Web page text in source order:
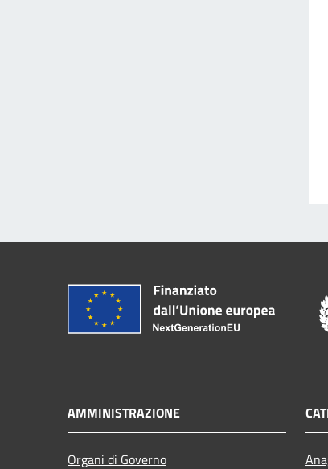
AMMINISTRAZIONE
Organi di Governo